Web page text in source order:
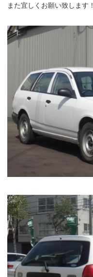
また宜しくお願い致します！